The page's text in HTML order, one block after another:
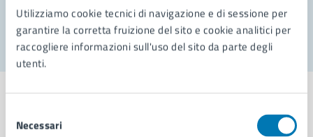
Utilizziamo cookie tecnici di navigazione e di sessione per
garantire la corretta fruizione del sito e cookie analitici per
raccogliere informazioni sull'uso del sito da parte degli
utenti.
delNecessari
Segnala disservizio